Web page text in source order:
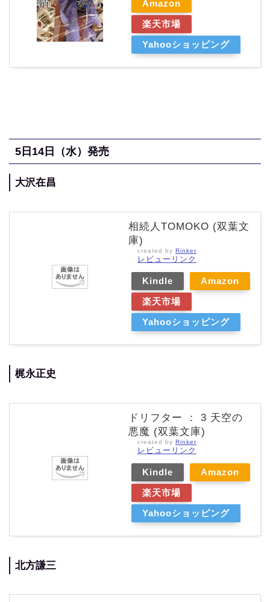
Amazon
楽天市場
Yahooショッピング
5日14日（水）発売
大沢在昌
相続人TOMOKO (双葉文
庫)
created by Rinker
レビューリンク
Kindle
Amazon
楽天市場
Yahooショッピング
梶永正史
ドリフター ： 3 天空の
悪魔 (双葉文庫)
created by Rinker
レビューリンク
Kindle
Amazon
楽天市場
Yahooショッピング
北方謙三